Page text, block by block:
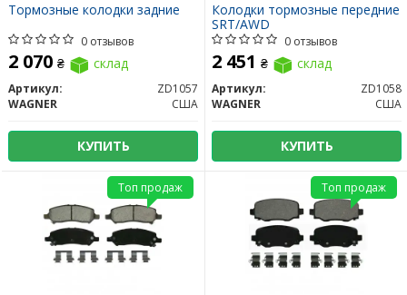
Тормозные колодки задние
0 отзывов
2 070 ₴ склад
Артикул:
ZD1057
WAGNER
США
КУПИТЬ
Колодки тормозные передние
SRT/AWD
0 отзывов
2 451 ₴ склад
Артикул:
ZD1058
WAGNER
США
КУПИТЬ
Топ продаж Топ продаж